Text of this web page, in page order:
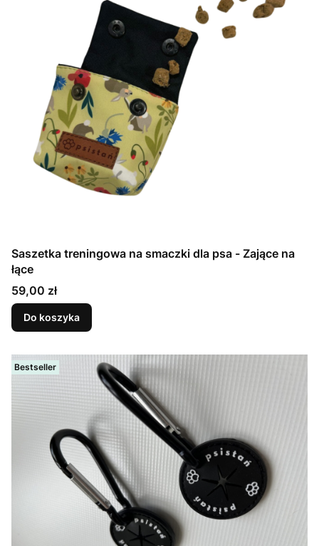
Saszetka treningowa na smaczki dla psa - Zające na
łące
Cena
59,00 zł
Do koszyka
Bestseller